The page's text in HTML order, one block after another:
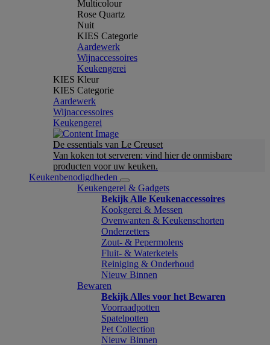
Multicolour
Rose Quartz
Nuit
KIES Categorie
Aardewerk
Wijnaccessoires
Keukengerei
KIES Kleur
KIES Categorie
Aardewerk
Wijnaccessoires
Keukengerei
De essentials van Le Creuset
Van koken tot serveren: vind hier de onmisbare
producten voor uw keuken.
Keukenbenodigdheden
Keukengerei & Gadgets
Bekijk Alle Keukenaccessoires
Kookgerei & Messen
Ovenwanten & Keukenschorten
Onderzetters
Zout- & Pepermolens
Fluit- & Waterketels
Reiniging & Onderhoud
Nieuw Binnen
Bewaren
Bekijk Alles voor het Bewaren
Voorraadpotten
Spatelpotten
Pet Collection
Nieuw Binnen